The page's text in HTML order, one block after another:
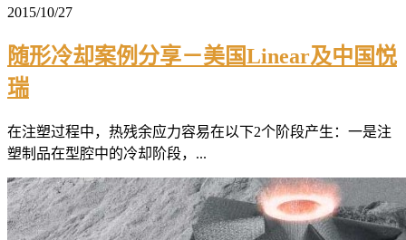
2015/10/27
随形冷却案例分享－美国Linear及中国悦
瑞
在注塑过程中，热残余应力容易在以下2个阶段产生：一是注
塑制品在型腔中的冷却阶段，...